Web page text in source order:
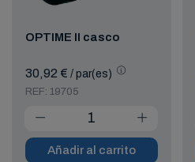
OPTIME II casco
30,92 € / par(es)
REF: 19705
Añadir al carrito